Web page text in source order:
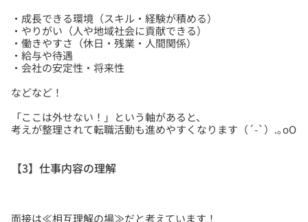
・成長できる環境（スキル・経験が積める）
・やりがい（人や地域社会に貢献できる）
・働きやすさ（休日・残業・人間関係）
・給与や待遇
「ここは外せない！」という軸があると、
【3】仕事内容の理解